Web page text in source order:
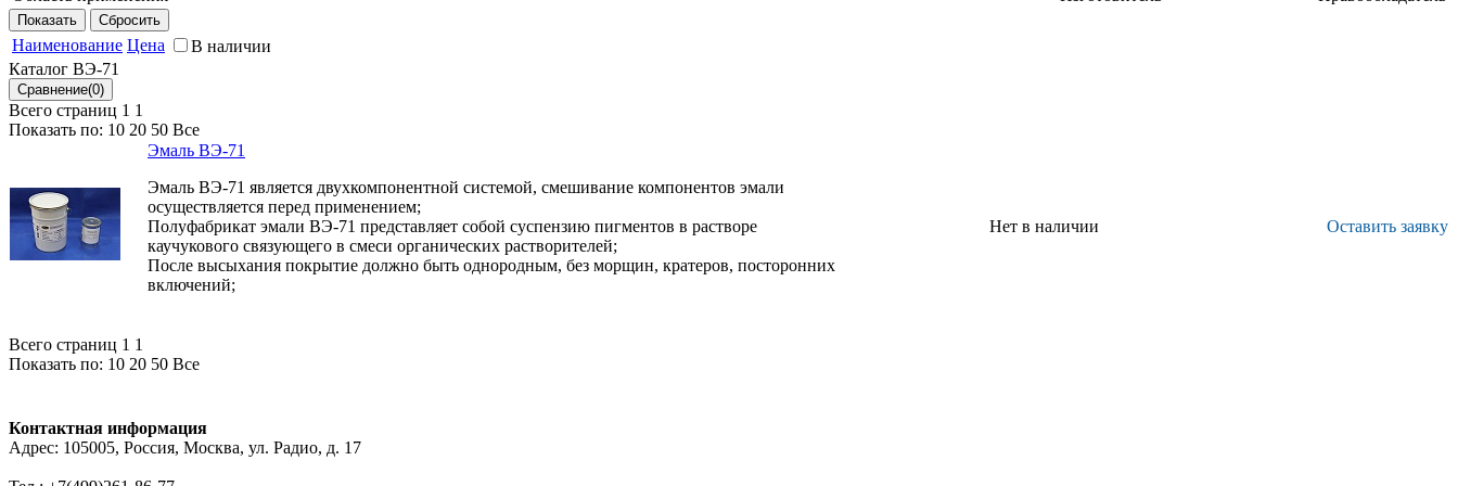
Эрозионностойкая эмаль ВЭ-71 предназначена для защиты поверхности полимерных композиционных материалов,
эксплуатирующихся в интервале от минус 60 °С до плюс 220 °С
Наименование Цена
В наличии
Каталог ВЭ-71
Всего страниц 1 1
Показать по: 10 20 50 Все
Эмаль ВЭ-71
Эмаль ВЭ-71 является двухкомпонентной системой, смешивание компонентов эмали
осуществляется перед применением;
Полуфабрикат эмали ВЭ-71 представляет собой суспензию пигментов в растворе
каучукового связующего в смеси органических растворителей;
После высыхания покрытие должно быть однородным, без морщин, кратеров, посторонних
включений;
Оставить заявку
Нет в наличии
Всего страниц 1 1
Показать по: 10 20 50 Все
Контактная информация
Адрес: 105005, Россия, Москва, ул. Радио, д. 17